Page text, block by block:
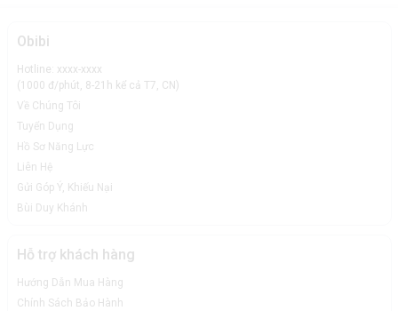
Obibi
Hotline: xxxx-xxxx
(1000 đ/phút, 8-21h kể cả T7, CN)
Về Chúng Tôi
Tuyển Dụng
Hồ Sơ Năng Lực
Liên Hệ
Gửi Góp Ý, Khiếu Nại
Bùi Duy Khánh
Hỗ trợ khách hàng
Hướng Dẫn Mua Hàng
Chính Sách Bảo Hành